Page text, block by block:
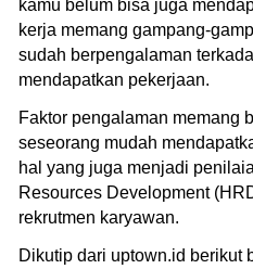
kamu belum bisa juga
kerja memang gampang-
sudah berpengalaman
mendapatkan pekerjaan.
Faktor pengalaman memang
seseorang mudah
hal yang juga menjadi
Resources Development
rekrutmen karyawan.
Dikutip dari uptown.id berikut